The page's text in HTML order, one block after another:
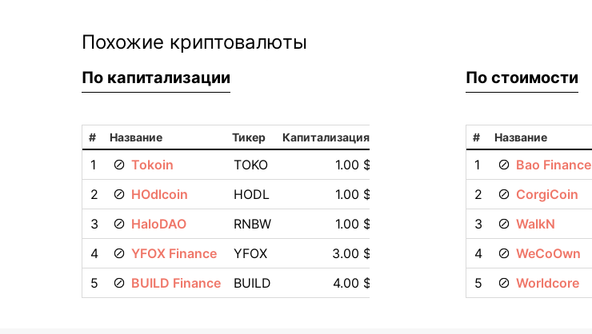
Похожие криптовалюты
По капитализации
# Название Тикер Капитализация
1 Tokoin TOKO
1.00 $
2
HOdlcoin HODL
1.00 $
3
HaloDAO RNBW
1.00 $
4
YFOX Finance YFOX
3.00 $
5
BUILD Finance BUILD 4.00 $
По стоимости
# Название
1 Bao Finance
2
CorgiCoin
3
WalkN
4
WeCoOwn
5
Worldcore